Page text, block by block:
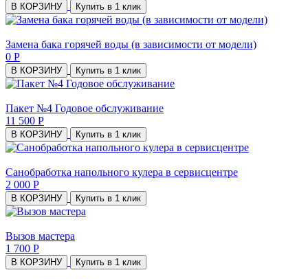
В КОРЗИНУ Купить в 1 клик
Замена бака горячей воды (в зависимости от модели)
0 Р
В КОРЗИНУ Купить в 1 клик
Пакет №4 Годовое обслуживание
11 500 Р
В КОРЗИНУ Купить в 1 клик
Санобработка напольного кулера в сервисцентре
2 000 Р
В КОРЗИНУ Купить в 1 клик
Вызов мастера
1 700 Р
В КОРЗИНУ Купить в 1 клик